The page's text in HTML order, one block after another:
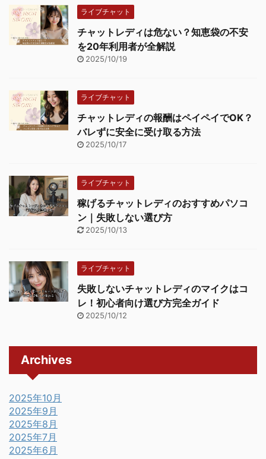
ライブチャット
チャットレディは危ない？知恵袋の不安
を20年利用者が全解説
2025/10/19
ライブチャット
チャットレディの報酬はペイペイでOK？
バレずに安全に受け取る方法
2025/10/17
ライブチャット
稼げるチャットレディのおすすめパソコ
ン｜失敗しない選び方
2025/10/13
ライブチャット
失敗しないチャットレディのマイクはコ
レ！初心者向け選び方完全ガイド
2025/10/12
Archives
2025年10月
2025年9月
2025年8月
2025年7月
2025年6月